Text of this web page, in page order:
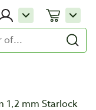
1,2 mm Starlock